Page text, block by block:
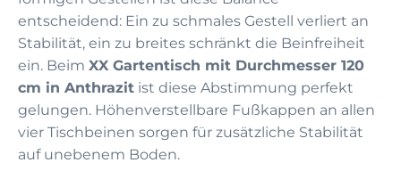
entscheidend: Ein zu schmales Gestell verliert an
Stabilität, ein zu breites schränkt die Beinfreiheit
ein. Beim XX Gartentisch mit Durchmesser 120
cm in Anthrazit ist diese Abstimmung perfekt
gelungen. Höhenverstellbare Fußkappen an allen
vier Tischbeinen sorgen für zusätzliche Stabilität
auf unebenem Boden.